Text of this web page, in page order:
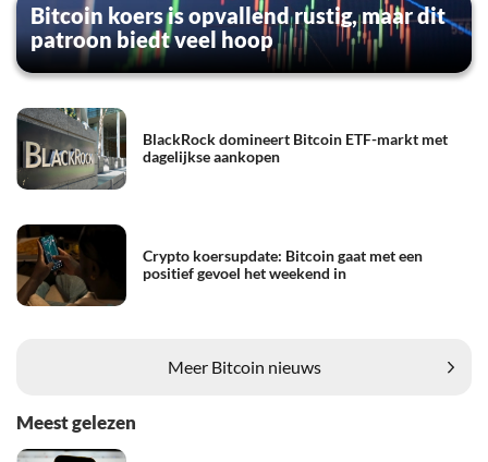
Bitcoin koers is opvallend rustig, maar dit
patroon biedt veel hoop
BlackRock domineert Bitcoin ETF-markt met
dagelijkse aankopen
Crypto koersupdate: Bitcoin gaat met een
positief gevoel het weekend in
Meer Bitcoin nieuws
Meest gelezen